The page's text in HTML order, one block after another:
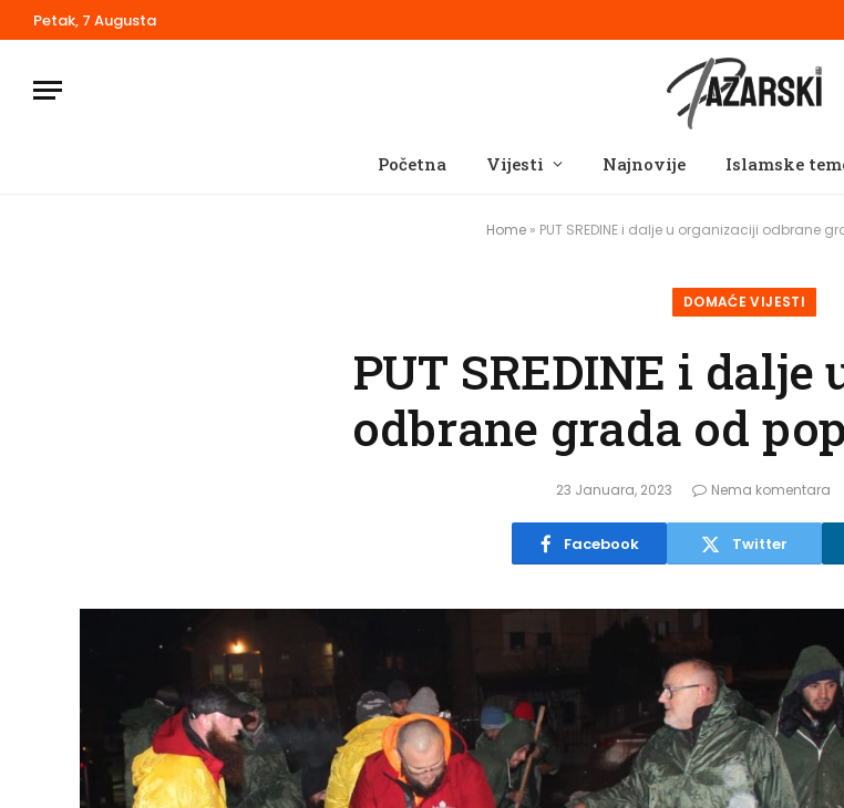
Petak, 7 Augusta
Početna Vijesti Najnovije Islamske
Home» PUT SREDINE i dalje u organizaciji odbrane
DOMAĆE VIJESTI
PUT SREDINE i
odbrane grada od
23 Januara, 2023 Nema komentara
Facebook Twitter